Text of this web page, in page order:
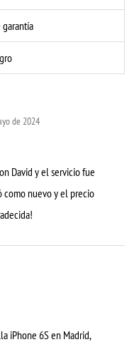
garantía
de 2024
David y el servicio fue
nuevo y el precio
iPhone 6S en Madrid,